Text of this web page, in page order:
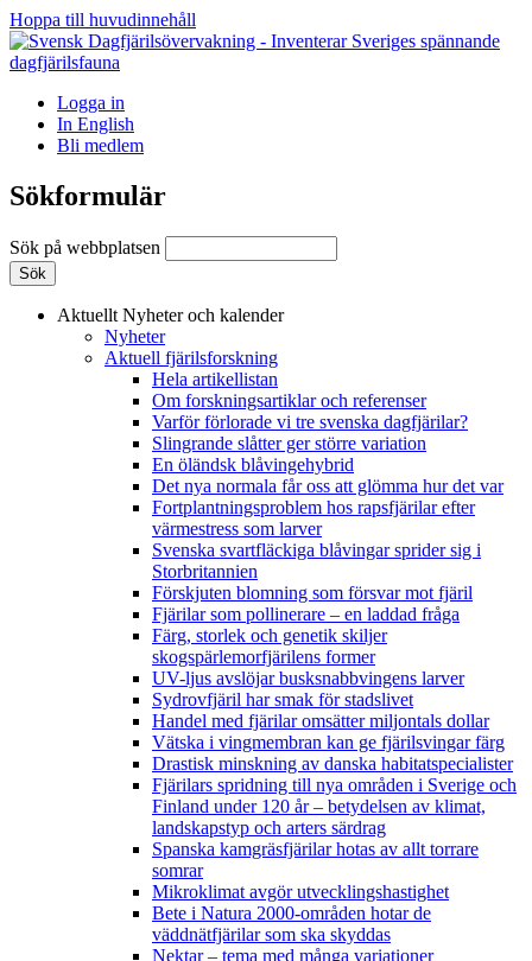
Hoppa till huvudinnehåll
Logga in
In English
Bli medlem
Sökformulär
Sök på webbplatsen
Aktuellt Nyheter och kalender
Nyheter
Aktuell fjärilsforskning
Hela artikellistan
Om forskningsartiklar och referenser
Varför förlorade vi tre svenska dagfjärilar?
Slingrande slåtter ger större variation
En öländsk blåvingehybrid
Det nya normala får oss att glömma hur det var
Fortplantningsproblem hos rapsfjärilar efter
värmestress som larver
Svenska svartfläckiga blåvingar sprider sig i
Storbritannien
Förskjuten blomning som försvar mot fjäril
Fjärilar som pollinerare – en laddad fråga
Färg, storlek och genetik skiljer
skogspärlemorfjärilens former
UV-ljus avslöjar busksnabbvingens larver
Sydrovfjäril har smak för stadslivet
Handel med fjärilar omsätter miljontals dollar
Vätska i vingmembran kan ge fjärilsvingar färg
Drastisk minskning av danska habitatspecialister
Fjärilars spridning till nya områden i Sverige och
Finland under 120 år– betydelsen av klimat,
landskapstyp och arters särdrag
Spanska kamgräsfjärilar hotas av allt torrare
somrar
Mikroklimat avgör utvecklingshastighet
Bete i Natura 2000-områden hotar de
väddnätfjärilar som ska skyddas
Nektar – tema med många variationer